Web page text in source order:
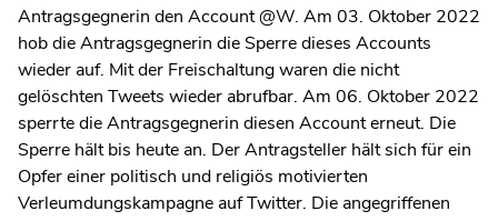
Antragsgegnerin den Account @W. Am 03. Oktober 2022
hob die Antragsgegnerin die Sperre dieses Accounts
wieder auf. Mit der Freischaltung waren die nicht
gelöschten Tweets wieder abrufbar. Am 06. Oktober 2022
sperrte die Antragsgegnerin diesen Account erneut. Die
Sperre hält bis heute an. Der Antragsteller hält sich für ein
Opfer einer politisch und religiös motivierten
Verleumdungskampagne auf Twitter. Die angegriffenen